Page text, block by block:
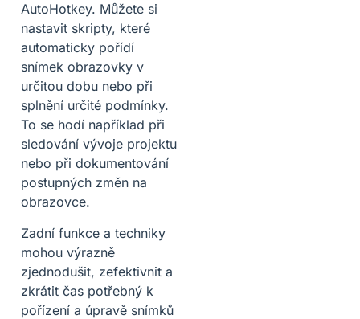
AutoHotkey. Můžete si
nastavit skripty, které
automaticky pořídí
snímek obrazovky v
určitou dobu nebo při
splnění určité podmínky.
To se hodí například při
sledování vývoje projektu
nebo při dokumentování
postupných změn na
obrazovce.
Zadní funkce a techniky
mohou výrazně
zjednodušit, zefektivnit a
zkrátit čas potřebný k
pořízení a úpravě snímků